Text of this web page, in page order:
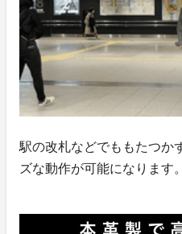
駅の改札などでももたつか
ズな動作が可能になります。